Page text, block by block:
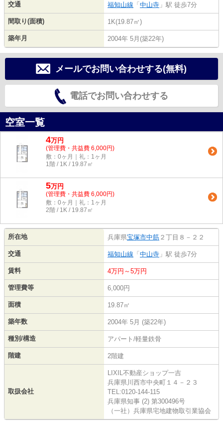
交通 福知山線 「 中山寺 」駅 徒歩7分
間取り(面積) 1K(19.87㎡)
築年月 2004年 5月(築22年)
メールでお問い合わせする(無料)
電話でお問い合わせする
空室一覧
4万円
(管理費・共益費 6,000円)
敷：0ヶ月｜礼：1ヶ月
1階 / 1K / 19.87㎡
5万円
(管理費・共益費 6,000円)
敷：0ヶ月｜礼：1ヶ月
2階 / 1K / 19.87㎡
所在地 兵庫県宝塚市中筋 ２丁目８－２２
交通 福知山線 「 中山寺 」駅 徒歩7分
賃料 4万円～5万円
管理費等 6,000円
面積 19.87㎡
築年数 2004年 5月 (築22年)
種別/構造 アパート/軽量鉄骨
階建 2階建
取扱会社
LIXIL不動産ショップ一吉
兵庫県川西市中央町１４－２３
TEL:0120-144-115
兵庫県知事 (2) 第300496号
（一社）兵庫県宅地建物取引業協会